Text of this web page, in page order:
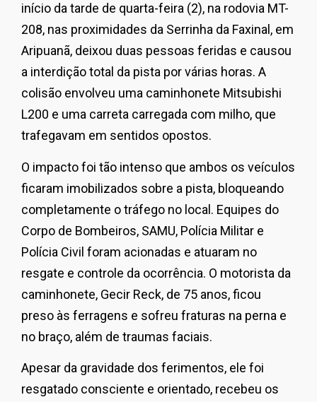
início da tarde de quarta-feira (2), na rodovia MT-
208, nas proximidades da Serrinha da Faxinal, em
Aripuanã, deixou duas pessoas feridas e causou
a interdição total da pista por várias horas. A
colisão envolveu uma caminhonete Mitsubishi
L200 e uma carreta carregada com milho, que
trafegavam em sentidos opostos.
O impacto foi tão intenso que ambos os veículos
ficaram imobilizados sobre a pista, bloqueando
completamente o tráfego no local. Equipes do
Corpo de Bombeiros, SAMU, Polícia Militar e
Polícia Civil foram acionadas e atuaram no
resgate e controle da ocorrência. O motorista da
caminhonete, Gecir Reck, de 75 anos, ficou
preso às ferragens e sofreu fraturas na perna e
no braço, além de traumas faciais.
Apesar da gravidade dos ferimentos, ele foi
resgatado consciente e orientado, recebeu os